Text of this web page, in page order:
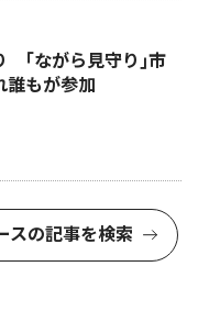
｢ながら見守り｣市
もが参加
スの記事を検索